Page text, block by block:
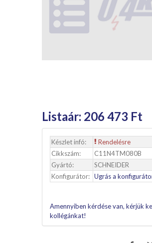
Listaár: 206 473 Ft
Készlet infó:
Rendelésre
Cikkszám:
C11N4TM080B
Gyártó:
SCHNEIDER
Konfigurátor: Ugrás a
Amennyiben kérdése van, kérjük
kollégánkat!